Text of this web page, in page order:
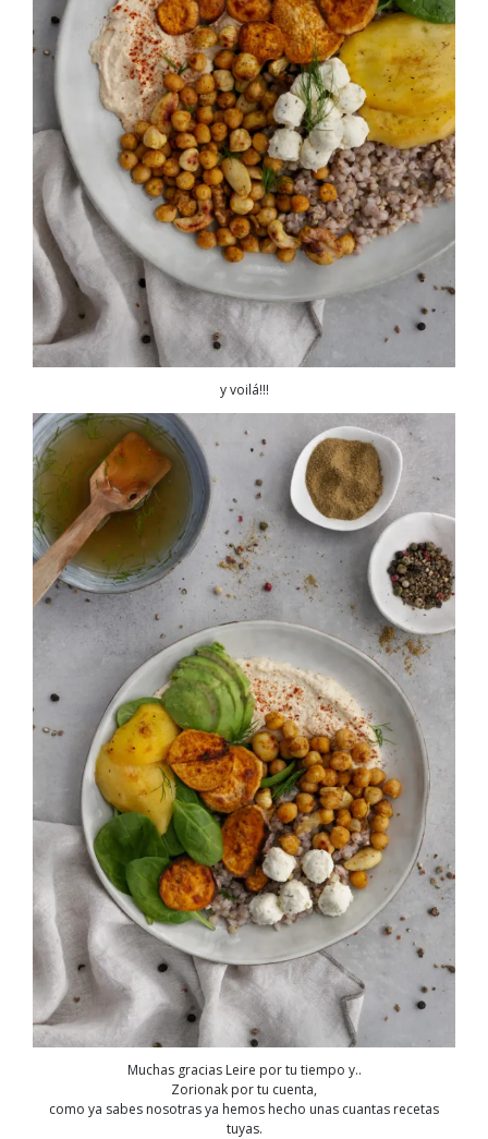
y voilá!!!
Muchas gracias Leire por tu tiempo y..
Zorionak por tu cuenta,
como ya sabes nosotras ya hemos hecho unas cuantas recetas
tuyas.